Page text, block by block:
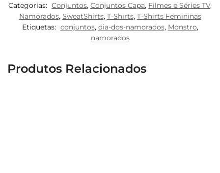
Categorias: Conjuntos, Conjuntos Capa, Filmes e Séries TV,
Namorados, SweatShirts, T-Shirts, T-Shirts Femininas
Etiquetas: conjuntos, dia-dos-namorados, Monstro,
namorados
Produtos Relacionados